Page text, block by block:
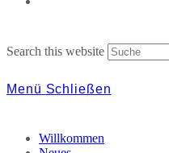
Search this website
Menü Schließen
Willkommen